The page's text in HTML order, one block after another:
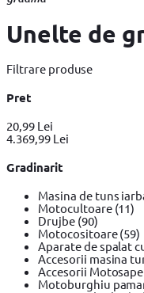
Unelte de
Filtrare produse
Pret
20,99 Lei
4.369,99 Lei
Gradinarit
Masina de tuns
Motocultoare (11)
Drujbe (90)
Motocositoare(59)
Aparate de spalat
Accesorii masina
Accesorii
Motoburghiu